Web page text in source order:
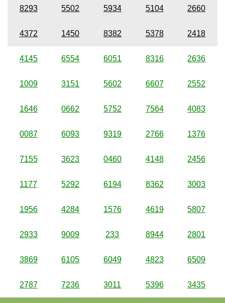
8293 5502 5934 5104 2660
4372 1450 8382 5378 2418
4145 6554 6051 8316 2636
1009 3151 5602 6607 2552
1646 0662 5752 7564 4083
0087 6093 9319 2766 1376
7155 3623 0460 4148 2456
1177 5292 6194 8362 3003
1956 4284 1576 4619 5807
2933 9009 233 8944 2801
3869 6105 6049 4823 6509
2787 7236 3011 5396 3435